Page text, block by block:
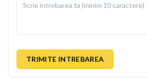
TRIMITE INTREBAREA